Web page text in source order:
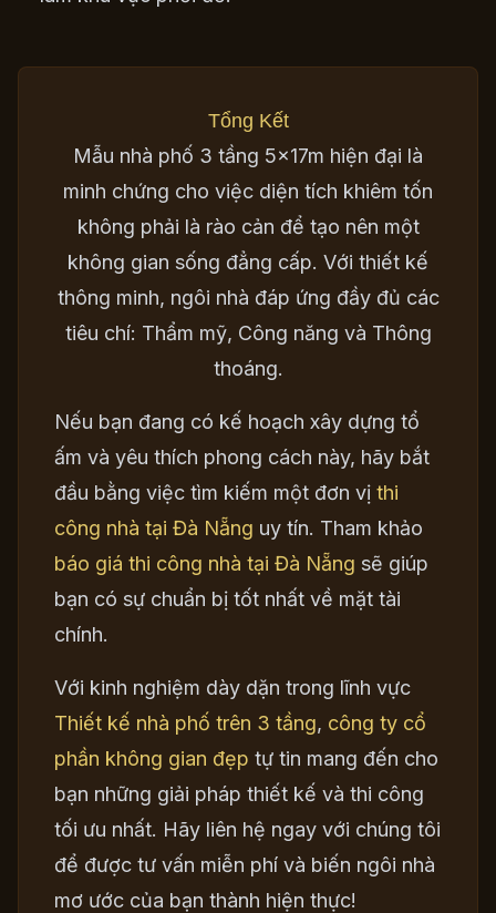
Tổng Kết
Mẫu nhà phố 3 tầng 5x17m hiện đại là
minh chứng cho việc diện tích khiêm tốn
không phải là rào cản để tạo nên một
không gian sống đẳng cấp. Với thiết kế
thông minh, ngôi nhà đáp ứng đầy đủ các
tiêu chí: Thẩm mỹ, Công năng và Thông
thoáng.
Nếu bạn đang có kế hoạch xây dựng tổ
ấm và yêu thích phong cách này, hãy bắt
đầu bằng việc tìm kiếm một đơn vị thi
công nhà tại Đà Nẵng uy tín. Tham khảo
báo giá thi công nhà tại Đà Nẵng sẽ giúp
bạn có sự chuẩn bị tốt nhất về mặt tài
chính.
Với kinh nghiệm dày dặn trong lĩnh vực
Thiết kế nhà phố trên 3 tầng, công ty cổ
phần không gian đẹp tự tin mang đến cho
bạn những giải pháp thiết kế và thi công
tối ưu nhất. Hãy liên hệ ngay với chúng tôi
để được tư vấn miễn phí và biến ngôi nhà
mơ ước của bạn thành hiện thực!